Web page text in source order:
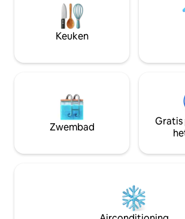
Acondicionado, WiFi, toallas y sábanas
increíble loft con una superficie de 45 m²
y una terraza 15 m². Idóneo para dos
en madera y grandes armarios. Puedes
acondicionado, cuenta con diferentes
zonas: una exquisita cocina
perfectamente equipada estilo
dormitorio con cama doble y un baño
necesarios para cocinar como en su
propia casa: vitrocerámica, microondas,
nevera, cafetera, kettle y menaje de
Keuken
Zwembad
Gratis